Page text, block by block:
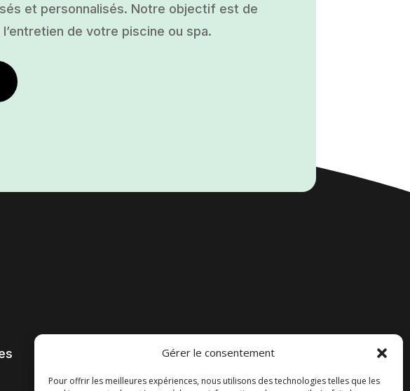
Gérer le consentement
Pour offrir les meilleures expériences, nous utilisons des technologies telles que les
et personnalisés. Notre objectif est de
de votre piscine ou spa.
Accueil
Contact